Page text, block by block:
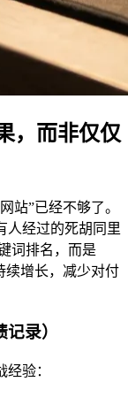
，而非仅仅
站”已经不够了。
人经过的死胡同里
词排名，而是
续增长，减少对付
录）
验：